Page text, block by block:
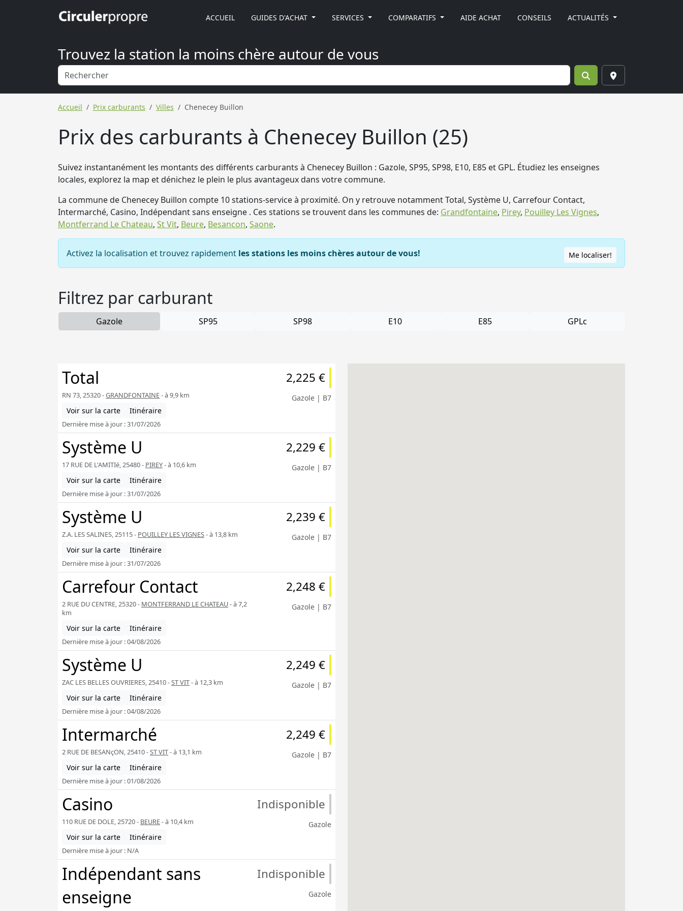
ACCUEIL GUIDES D'ACHAT SERVICES COMPARATIFS AIDE ACHAT CONSEILS ACTUALITÉS
Trouvez la station la moins chère autour de vous
Accueil Prix carburants Villes Chenecey Buillon
Prix des carburants à Chenecey Buillon (25)
Suivez instantanément les montants des différents carburants à Chenecey Buillon : Gazole, SP95, SP98, E10, E85 et GPL. Étudiez les enseignes
locales, explorez la map et dénichez le plein le plus avantageux dans votre commune.
La commune de Chenecey Buillon compte 10 stations-service à proximité. On y retrouve notamment Total, Système U, Carrefour Contact,
Intermarché, Casino, Indépendant sans enseigne . Ces stations se trouvent dans les communes de: Grandfontaine, Pirey, Pouilley Les Vignes,
Montferrand Le Chateau, St Vit, Beure, Besancon, Saone.
Activez la localisation et trouvez rapidement les stations les moins chères autour de vous! Me localiser!
Filtrez par carburant
Gazole SP95 SP98 E10 E85 GPLc
Total
RN 73, 25320 -GRANDFONTAINE- à 9,9 km
Voir sur la carte Itinéraire
Dernière mise à jour : 31/07/2026
2,225 €
Gazole | B7
Système U
17 RUE DE L'AMITIé, 25480 - PIREY- à 10,6 km
Voir sur la carte Itinéraire
Dernière mise à jour : 31/07/2026
2,229 €
Gazole | B7
Système U
Z.A. LES SALINES, 25115 - POUILLEY LES VIGNES- à 13,8 km
Voir sur la carte Itinéraire
Dernière mise à jour : 31/07/2026
2,239 €
Gazole | B7
Carrefour Contact
2 RUE DU CENTRE, 25320 - MONTFERRAND LE CHATEAU- à 7,2
km
Voir sur la carte Itinéraire
Dernière mise à jour : 04/08/2026
2,248 €
Gazole | B7
Système U
ZAC LES BELLES OUVRIERES, 25410 -ST VIT- à 12,3 km
Voir sur la carte Itinéraire
Dernière mise à jour : 04/08/2026
2,249 €
Gazole | B7
Intermarché
2 RUE DE BESANçON, 25410 -ST VIT- à 13,1 km
Voir sur la carte Itinéraire
Dernière mise à jour : 01/08/2026
2,249 €
Gazole | B7
Casino
110 RUE DE DOLE, 25720 - BEURE- à 10,4 km
Voir sur la carte Itinéraire
Dernière mise à jour : N/A
Indisponible
Gazole
Indépendant sans
enseigne
Indisponible
Gazole